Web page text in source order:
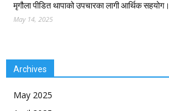
मृगौला पीडित थापाको उपचारका लागी आर्थिक सहयोग।
May 14, 2025
Archives
May 2025